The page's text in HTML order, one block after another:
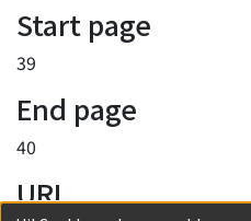
Start page
39
End page
40
URI